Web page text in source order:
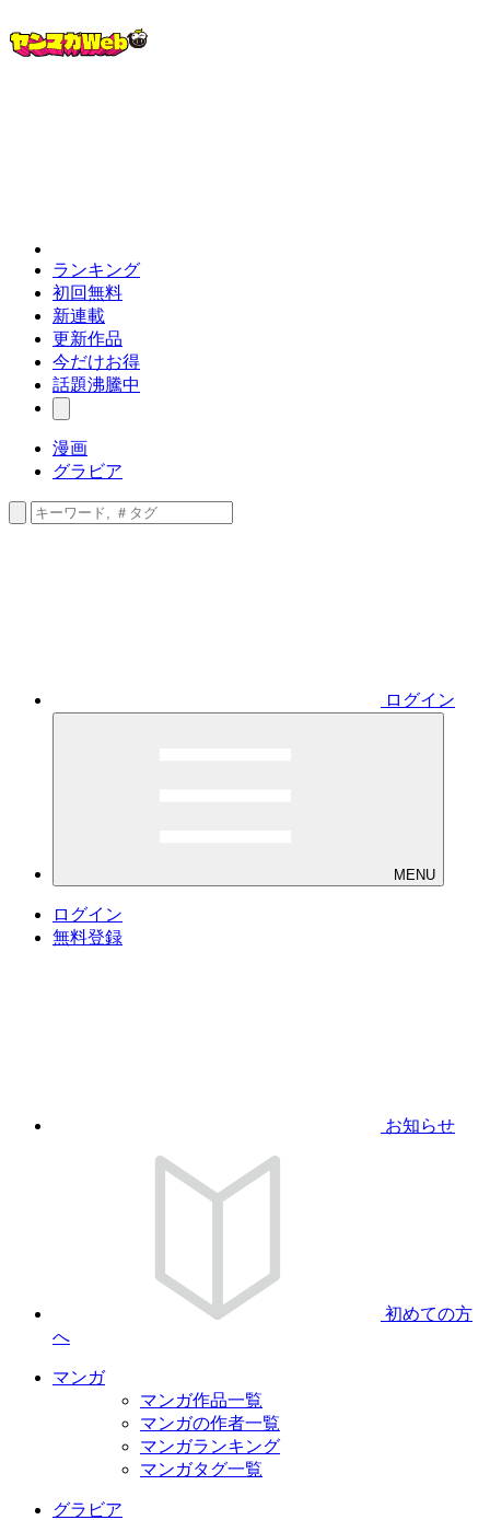
ランキング
初回無料
新連載
更新作品
今だけお得
話題沸騰中
漫画
グラビア
ログイン
MENU
ログイン
無料登録
お知らせ
初めての方
へ
マンガ
マンガ作品一覧
マンガの作者一覧
マンガランキング
マンガタグ一覧
グラビア